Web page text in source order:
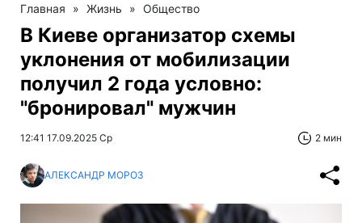
Главная » Жизнь » Общество
В Киеве организатор схемы
уклонения от мобилизации
получил 2 года условно:
"бронировал" мужчин
12:41 17.09.2025 Ср 2 мин
АЛЕКСАНДР МОРОЗ